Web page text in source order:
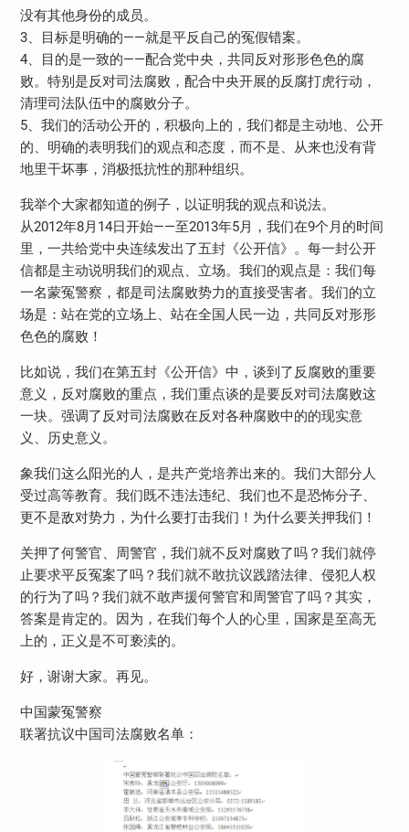
没有其他身份的成员。
3、目标是明确的——就是平反自己的冤假错案。
4、目的是一致的——配合党中央，共同反对形形色色的腐
败。特别是反对司法腐败，配合中央开展的反腐打虎行动，
清理司法队伍中的腐败分子。
5、我们的活动公开的，积极向上的，我们都是主动地、公开
的、明确的表明我们的观点和态度，而不是、从来也没有背
地里干坏事，消极抵抗性的那种组织。
我举个大家都知道的例子，以证明我的观点和说法。
从2012年8月14日开始——至2013年5月，我们在9个月的时间
里，一共给党中央连续发出了五封《公开信》。每一封公开
信都是主动说明我们的观点、立场。我们的观点是：我们每
一名蒙冤警察，都是司法腐败势力的直接受害者。我们的立
场是：站在党的立场上、站在全国人民一边，共同反对形形
色色的腐败！
比如说，我们在第五封《公开信》中，谈到了反腐败的重要
意义，反对腐败的重点，我们重点谈的是要反对司法腐败这
一块。强调了反对司法腐败在反对各种腐败中的的现实意
义、历史意义。
象我们这么阳光的人，是共产党培养出来的。我们大部分人
受过高等教育。我们既不违法违纪、我们也不是恐怖分子、
更不是敌对势力，为什么要打击我们！为什么要关押我们！
关押了何警官、周警官，我们就不反对腐败了吗？我们就停
止要求平反冤案了吗？我们就不敢抗议践踏法律、侵犯人权
的行为了吗？我们就不敢声援何警官和周警官了吗？其实，
答案是肯定的。因为，在我们每个人的心里，国家是至高无
上的，正义是不可亵渎的。
好，谢谢大家。再见。
中国蒙冤警察
联署抗议中国司法腐败名单：